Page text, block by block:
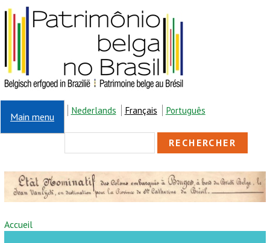
Aller au contenu principal
Main menu
Nederlands Français Português
FORMULAIRE DE
RECHERCHE
VOUS ÊTES ICI
Accueil